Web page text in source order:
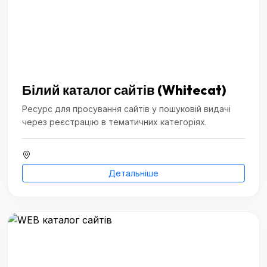
Білий каталог сайтів (Whitecat)
Ресурс для просування сайтів у пошуковій видачі
через реєстрацію в тематичних категоріях.
Детальніше